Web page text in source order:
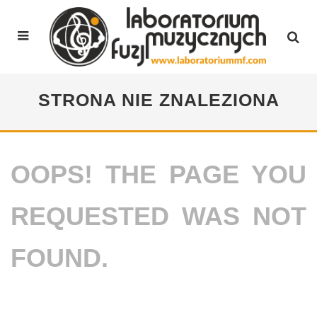
STRONA NIE ZNALEZIONA
OOPS! THE PAGE YOU
REQUESTED WAS NOT
FOUND.